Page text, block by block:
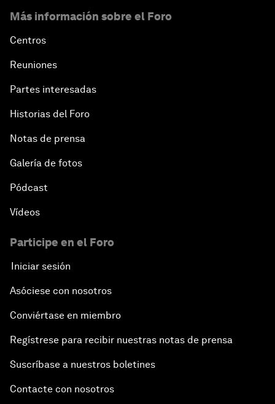
Más información sobre el Foro
Centros
Reuniones
Partes interesadas
Historias del Foro
Notas de prensa
Galería de fotos
Pódcast
Vídeos
Participe en el Foro
Iniciar sesión
Asóciese con nosotros
Conviértase en miembro
Regístrese para recibir nuestras notas de prensa
Suscríbase a nuestros boletines
Contacte con nosotros